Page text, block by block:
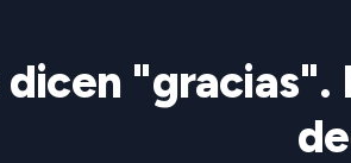
dicen "gracias".